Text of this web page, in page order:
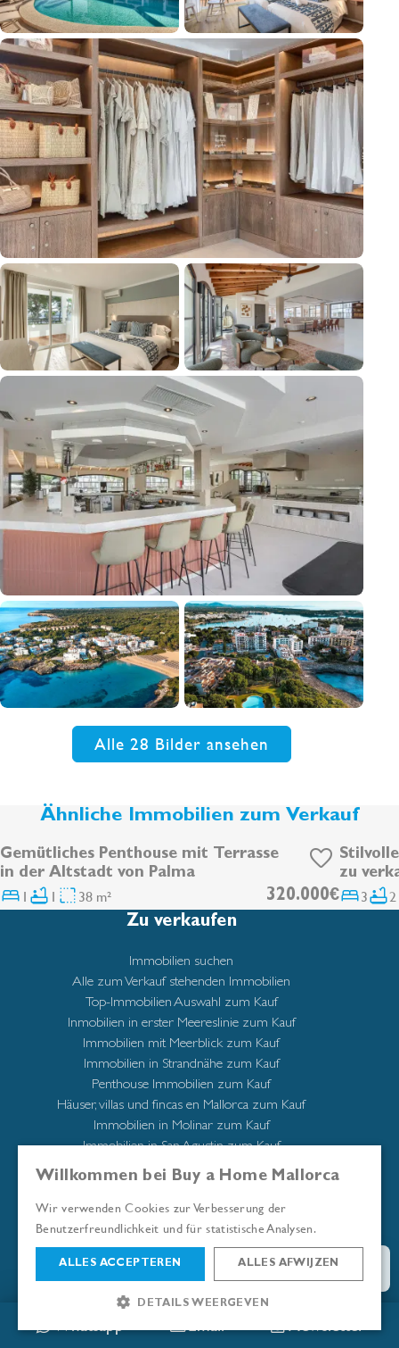
Alle 28 Bilder ansehen
Ähnliche Immobilien zum Verkauf
Gemütliches Penthouse mit Terrasse
in der Altstadt von Palma
1 1 38 m² 320.000€
zu
3
2
Zu verkaufen
Immobilien suchen
Alle zum Verkauf stehenden Immobilien
Top-Immobilien Auswahl zum Kauf
Inmobilien in erster Meereslinie zum Kauf
Immobilien mit Meerblick zum Kauf
Immobilien in Strandnähe zum Kauf
Penthouse Immobilien zum Kauf
Häuser, villas und fincas en Mallorca zum Kauf
Immobilien in Molinar zum Kauf
Immobilien in San Agustin zum Kauf
Immobilien in Santa Catalina zum Kauf
Immobilien Süd-Westen Mallorca zum Kauf
Immobilien Palma de Mallorca zum Kauf
Stadtviertel
Alle Nachbarschaften
Andratx/Puerto de Andratx
Willkommen bei Buy a Home Mallorca
Wir verwenden Cookies zur Verbesserung der
Benutzerfreundlichkeit und für statistische Analysen.
ALLES ACCEPTEREN ALLES AFWIJZEN
DETAILS WEERGEVEN